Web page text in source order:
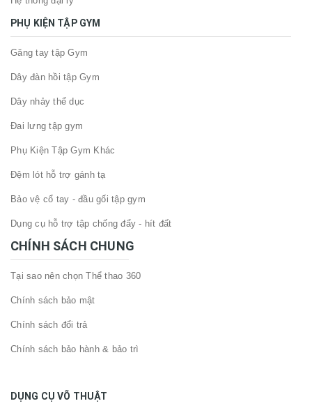
PHỤ KIỆN TẬP GYM
Găng tay tập Gym
Dây đàn hồi tập Gym
Dây nhảy thể dục
Đai lưng tập gym
Phụ Kiện Tập Gym Khác
Đệm lót hỗ trợ gánh tạ
Bảo vệ cổ tay - đầu gối tập gym
Dụng cụ hỗ trợ tập chống đẩy - hít đất
CHÍNH SÁCH CHUNG
Tại sao nên chọn Thể thao 360
Chính sách bảo mật
Chính sách đổi trả
Chính sách bảo hành & bảo trì
DỤNG CỤ VÕ THUẬT